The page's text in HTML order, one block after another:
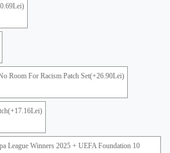
Room For Racism Patch Set(+26.90Lei)
League Winners 2025 + UEFA Foundation 10